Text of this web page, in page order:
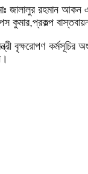
জালালুর রহমান আকন
কুমার,প্রকল্প
বৃক্ষরোপণ কর্মসূচির